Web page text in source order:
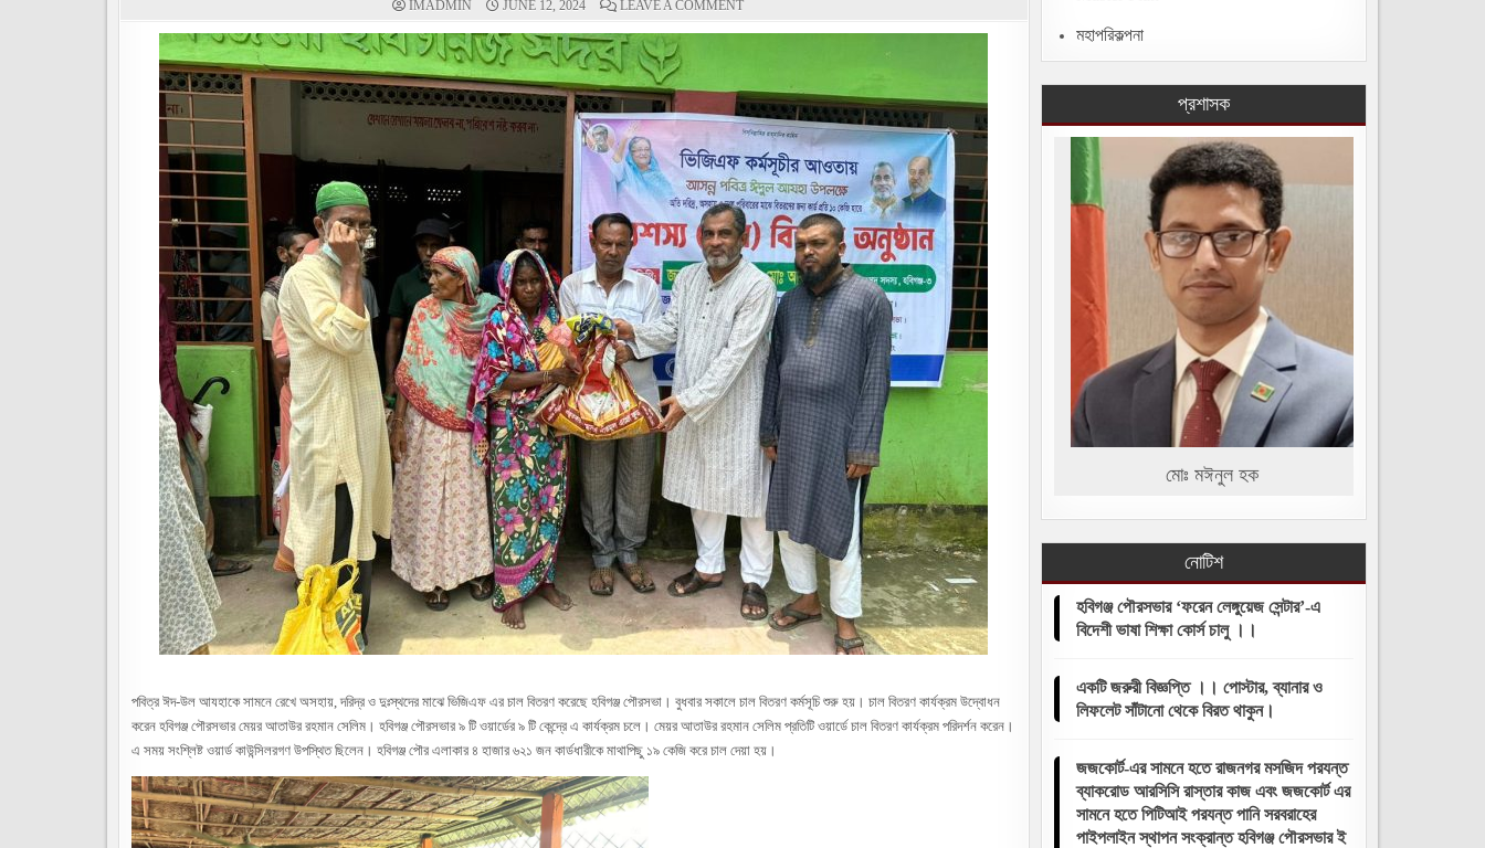
IMADMIN JUNE 12, 2024 LEAVE A COMMENTON
পৌরএলাকায়
বিতরণ
করলেন
মেয়র
আতাউর
রহমান
সেলিম
পবিত্র ঈদ-উল আযহাকে সামনে রেখে অসহায়, দরিদ্র ও দুঃস্থদের মাঝে ভিজিএফ এর চাল বিতরণ করেছে হবিগঞ্জ পৌরসভা। বুধবার সকালে চাল বিতরণ কর্মসূচি শুরু হয়। চাল বিতরণ কার্যক্রম উদ্বোধন
করেন হবিগঞ্জ পৌরসভার মেয়র আতাউর রহমান সেলিম। হবিগঞ্জ পৌরসভার ৯ টি ওয়ার্ডের ৯ টি কেন্দ্রে এ কার্যক্রম চলে। মেয়র আতাউর রহমান সেলিম প্রতিটি ওয়ার্ডে চাল বিতরণ কার্যক্রম পরিদর্শন করেন।
এ সময় সংশ্লিষ্ট ওয়ার্ড কাউন্সিলরগণ উপস্থিত ছিলেন। হবিগঞ্জ পৌর এলাকার ৪ হাজার ৬২১ জন কার্ডধারীকে মাথাপিছু ১৯ কেজি করে চাল দেয়া হয়।
মহাপরিকল্পনা
প্রশাসক
মোঃ মঈনুল হক
নোটিশ
হবিগঞ্জ পৌরসভার ‘ফরেন লেঙ্গুয়েজ সেন্টার’-এ
বিদেশী ভাষা শিক্ষা কোর্স চালু ।।
একটি জরুরী বিজ্ঞপ্তি ।। পোস্টার, ব্যানার ও
লিফলেট সাঁটানো থেকে বিরত থাকুন।
জজকোর্ট-এর সামনে হতে রাজনগর মসজিদ পরযন্ত
ব্যাকরোড আরসিসি রাস্তার কাজ এবং জজকোর্ট এর
সামনে হতে পিটিআই পরযন্ত পানি সরবরাহের
পাইপলাইন স্থাপন সংক্রান্ত হবিগঞ্জ পৌরসভার ই